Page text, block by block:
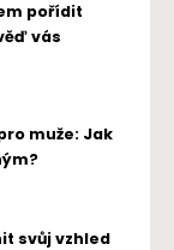
pořídit
vás
muže: Jak
svůj vzhled